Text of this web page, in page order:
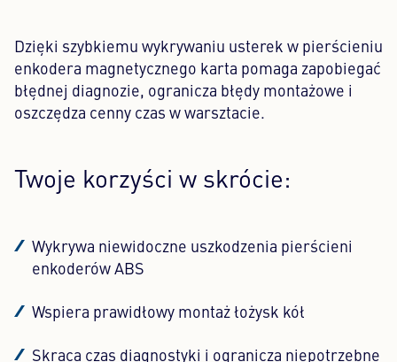
Język: Polski
Dzięki szybkiemu wykrywaniu usterek w pierścieniu
enkodera magnetycznego karta pomaga zapobiegać
błędnej diagnozie, ogranicza błędy montażowe i
oszczędza cenny czas w warsztacie.
Twoje korzyści w skrócie:
Wykrywa niewidoczne uszkodzenia pierścieni
enkoderów ABS
Wspiera prawidłowy montaż łożysk kół
Skraca czas diagnostyki i ogranicza niepotrzebne